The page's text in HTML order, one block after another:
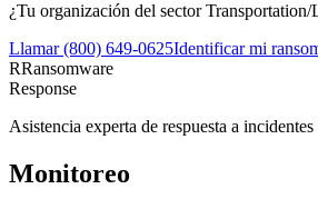
¿Tu organización del sectorTransportation/
Llamar(800) 649-0625Identificar mi
RRansomware
Response
Asistencia experta de respuesta a
Monitoreo